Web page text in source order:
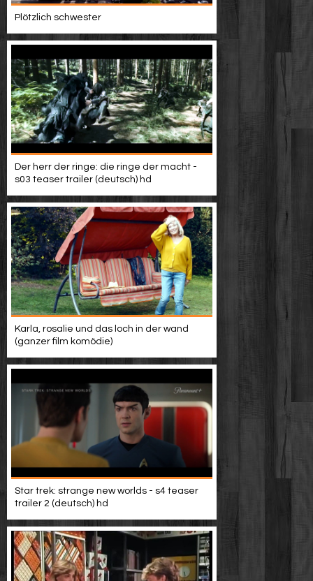
Plötzlich schwester
Der herr der ringe: die ringe der macht -
s03 teaser trailer (deutsch) hd
Karla, rosalie und das loch in der wand
(ganzer film komödie)
Star trek: strange new worlds - s4 teaser
trailer 2 (deutsch) hd